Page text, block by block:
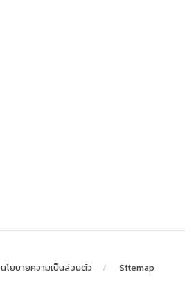
นโยบายความเป็นส่วนตัว Sitemap